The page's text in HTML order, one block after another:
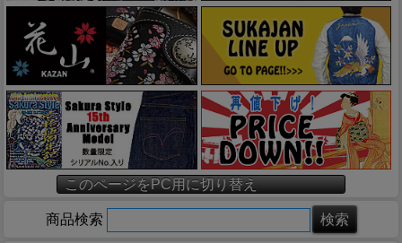
このページをPC用に切り替え
商品検索